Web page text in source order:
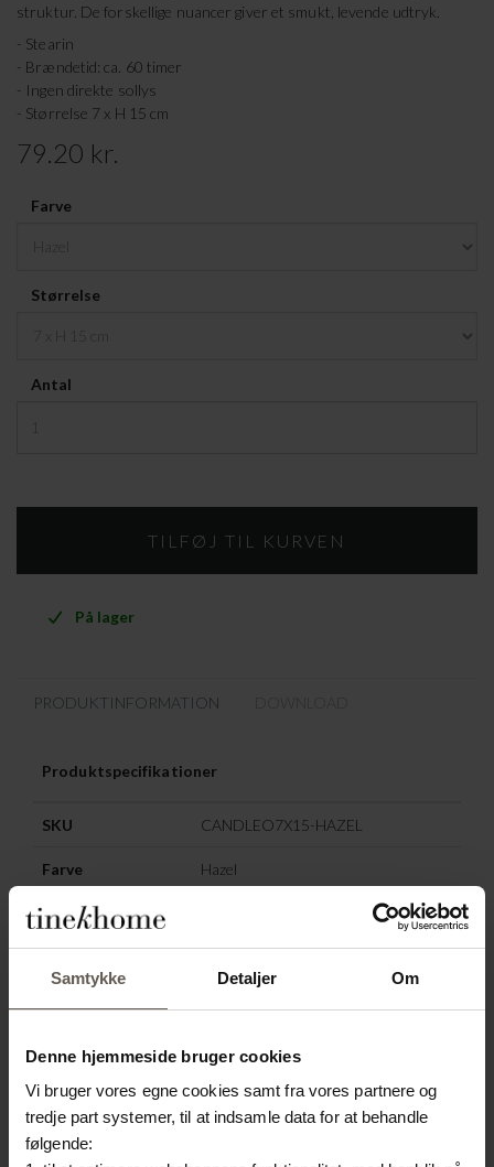
Samtykke Detaljer Om
Denne hjemmeside bruger cookies
Vi bruger vores egne cookies samt fra vores partnere og
tredje part systemer, til at indsamle data for at behandle
følgende:
struktur. De forskellige nuancer giver et smukt, levende udtryk.
- Stearin
- Brændetid: ca. 60 timer
- Ingen direkte sollys
- Størrelse 7 x H 15 cm
79.20 kr.
Farve
Størrelse
Antal
På lager
PRODUKTINFORMATION
Produktspecifikationer
SKU CANDLEO7X15-HAZEL
Farve Hazel
Størrelse
ANDRE HAR OGSÅ
VALGT: